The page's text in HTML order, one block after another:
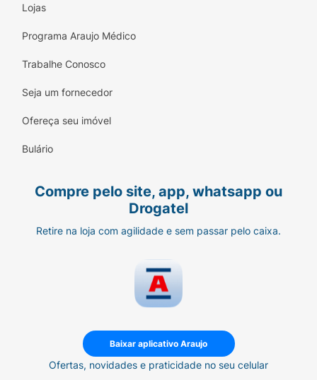
Lojas
Programa Araujo Médico
Trabalhe Conosco
Seja um fornecedor
Ofereça seu imóvel
Bulário
Compre pelo site, app, whatsapp ou
Drogatel
Retire na loja com agilidade e sem passar pelo caixa.
Baixar aplicativo Araujo
Ofertas, novidades e praticidade no seu celular